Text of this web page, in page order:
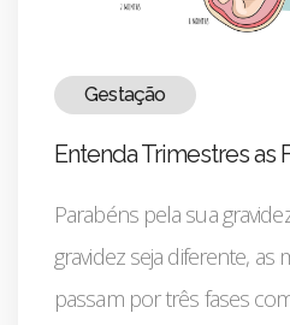
Gestação
Entenda Trimestres as
Parabéns pela sua
gravidez seja diferente, as
passam por três fases